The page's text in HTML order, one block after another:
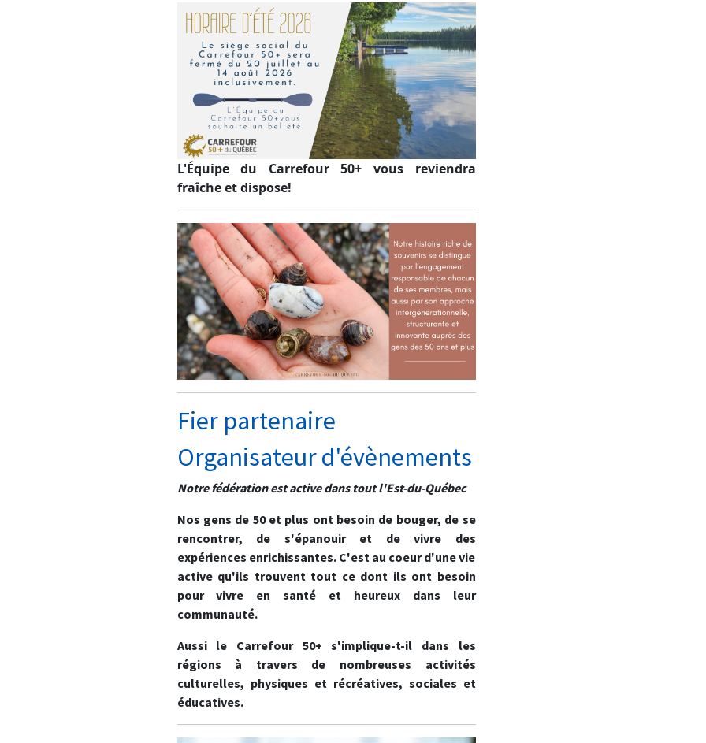
L'Équipe du Carrefour 50+ vous reviendra
fraîche et dispose!
Fier partenaire
Organisateur d'évènements
Notre fédération est active dans tout l'Est-du-Québec
Nos gens de 50 et plus ont besoin de bouger, de se
rencontrer, de s'épanouir et de vivre des
expériences enrichissantes. C'est au coeur d'une vie
active qu'ils trouvent tout ce dont ils ont besoin
pour vivre en santé et heureux dans leur
communauté.
Aussi le Carrefour 50+ s'implique-t-il dans les
régions à travers de nombreuses activités
culturelles, physiques et récréatives, sociales et
éducatives.